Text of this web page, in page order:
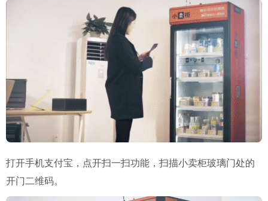
打开手机支付宝，点开扫一扫功能，扫描小卖柜玻璃门处的
开门二维码。